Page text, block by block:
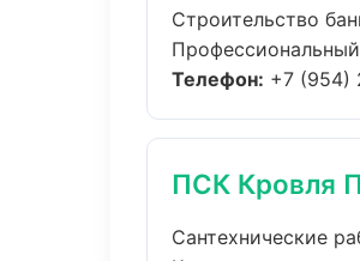
Строительство
Телефон: +7 (954)
ПСК Кровля
Сантехнические